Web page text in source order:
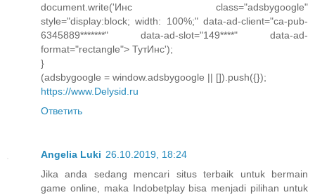
document.write('Инс class="adsbygoogle"
style="display:block; width: 100%;" data-ad-client="ca-pub-
6345889*******" data-ad-slot="149****" data-ad-
format="rectangle"> ТутИнс');
}
(adsbygoogle = window.adsbygoogle || []).push({});
https://www.Delysid.ru
Ответить
Angelia Luki 26.10.2019, 18:24
Jika anda sedang mencari situs terbaik untuk bermain
game online, maka Indobetplay bisa menjadi pilihan untuk